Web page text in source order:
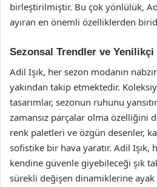
birleştirilmiştir. Bu çok yönlülük,
ayıran en önemli özelliklerden
Sezonsal Trendler ve Yenilikçi
Adil Işık, her sezon modanın
yakından takip etmektedir.
tasarımlar, sezonun ruhunu
zamansız parçalar olma özelliğini
renk paletleri ve özgün desenler,
sofistike bir hava yaratır. Adil Işık,
kendine güvenle giyebileceği şık
sürekli değişen dinamiklerine ayak